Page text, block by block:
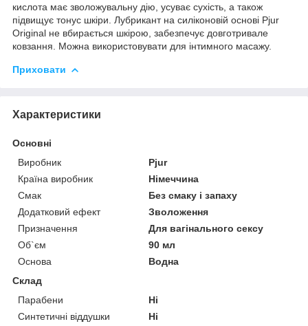
кислота має зволожувальну дію, усуває сухість, а також
підвищує тонус шкіри. Лубрикант на силіконовій основі Pjur
Original не вбирається шкірою, забезпечує довготривале
ковзання. Можна використовувати для інтимного масажу.
Приховати
Характеристики
Основні
Виробник
Pjur
Країна виробник
Німеччина
Смак
Без смаку і запаху
Додатковий ефект
Зволоження
Призначення
Для вагінального сексу
Об`єм
90 мл
Основа
Водна
Склад
Парабени
Ні
Синтетичні віддушки
Ні